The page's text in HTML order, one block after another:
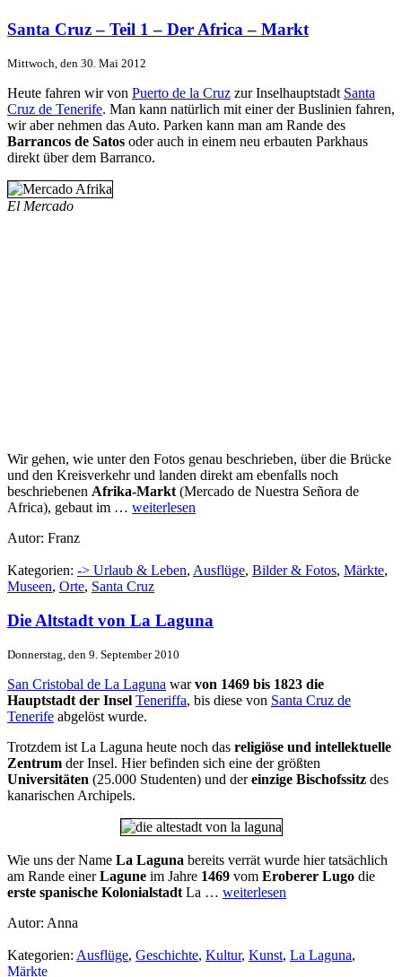
Santa Cruz – Teil 1 – Der Africa – Markt
Mittwoch, den 30. Mai 2012
Heute fahren wir von Puerto de la Cruz zur Inselhauptstadt Santa
Cruz de Tenerife. Man kann natürlich mit einer der Buslinien fahren,
wir aber nehmen das Auto. Parken kann man am Rande des
Barrancos de Satos oder auch in einem neu erbauten Parkhaus
direkt über dem Barranco.
El Mercado
Wir gehen, wie unter den Fotos genau beschrieben, über die Brücke
und den Kreisverkehr und landen direkt am ebenfalls noch
beschriebenen Afrika-Markt (Mercado de Nuestra Señora de
Africa), gebaut im … weiterlesen
Autor: Franz
Kategorien: -> Urlaub & Leben, Ausflüge, Bilder & Fotos, Märkte,
Museen, Orte, Santa Cruz
Die Altstadt von La Laguna
Donnerstag, den 9. September 2010
San Cristobal de La Laguna warvon 1469 bis 1823 die
Hauptstadt der Insel Teneriffa, bis diese von Santa Cruz de
Tenerife abgelöst wurde.
Trotzdem ist La Laguna heute noch das religiöse und intellektuelle
Zentrum der Insel. Hier befinden sich eine der größten
Universitäten (25.000 Studenten) und dereinzige Bischofssitz des
kanarischen Archipels.
Wie uns der Name La Laguna bereits verrät wurde hier tatsächlich
am Rande einerLagune im Jahre 1469 vom Eroberer Lugo die
erste spanische Kolonialstadt La … weiterlesen
Autor: Anna
Kategorien: Ausflüge, Geschichte, Kultur, Kunst, La Laguna,
Märkte